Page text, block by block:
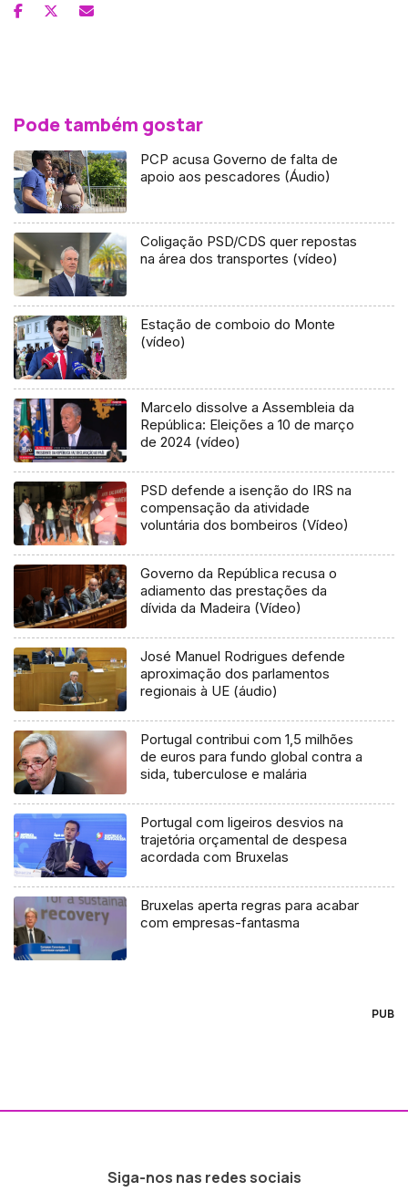
Pode também gostar
PCP acusa Governo de falta de
apoio aos pescadores (Áudio)
Coligação PSD/CDS quer repostas
na área dos transportes (vídeo)
Estação de comboio do Monte
(vídeo)
Marcelo dissolve a Assembleia da
República: Eleições a 10 de março
de 2024 (vídeo)
PSD defende a isenção do IRS na
compensação da atividade
voluntária dos bombeiros (Vídeo)
Governo da República recusa o
adiamento das prestações da
dívida da Madeira (Vídeo)
José Manuel Rodrigues defende
aproximação dos parlamentos
regionais à UE (áudio)
Portugal contribui com 1,5 milhões
de euros para fundo global contra a
sida, tuberculose e malária
Portugal com ligeiros desvios na
trajetória orçamental de despesa
acordada com Bruxelas
Bruxelas aperta regras para acabar
com empresas-fantasma
PUB
Siga-nos nas redes sociais